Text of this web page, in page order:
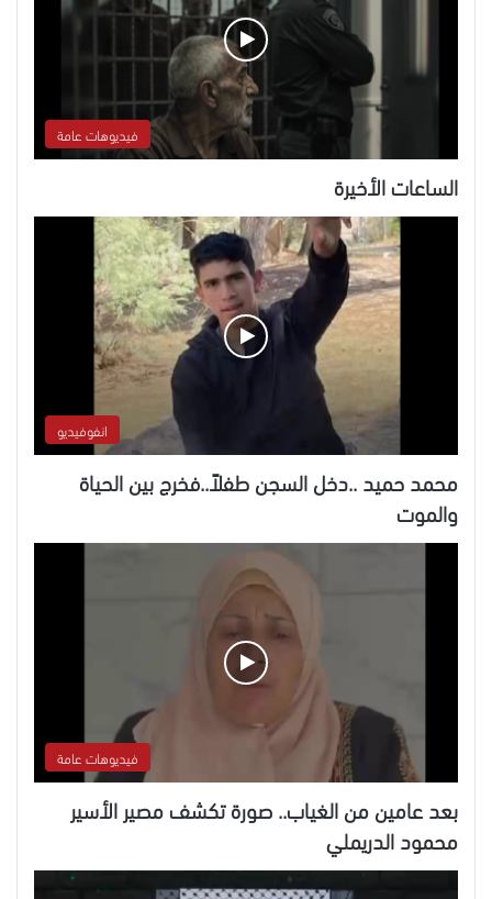
فيديوهات عامة
الساعات الأخيرة
انفوفيديو
محمد حميد ..دخل السجن طفلاً..فخرج بين الحياة
والموت
فيديوهات عامة
بعد عامين من الغياب.. صورة تكشف مصير الأسير
محمود الدريملي